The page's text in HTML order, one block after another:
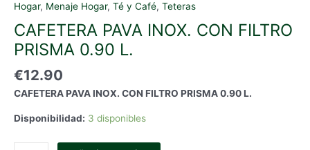
Hogar, Menaje Hogar, Té y Café, Teteras
CAFETERA PAVA INOX. CON FILTRO
PRISMA 0.90 L.
€12.90
CAFETERA PAVA INOX. CON FILTRO PRISMA 0.90 L.
Disponibilidad: 3 disponibles